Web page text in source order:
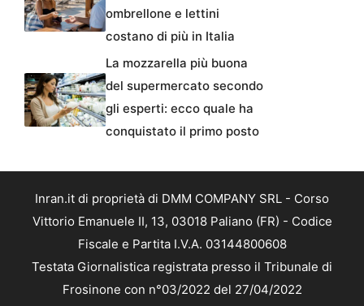
ombrellone e lettini
costano di più in Italia
La mozzarella più buona
del supermercato secondo
gli esperti: ecco quale ha
conquistato il primo posto
Inran.it di proprietà di DMM COMPANY SRL - Corso
Vittorio Emanuele II, 13, 03018 Paliano (FR) - Codice
Fiscale e Partita I.V.A. 03144800608
Testata Giornalistica registrata presso il Tribunale di
Frosinone con n°03/2022 del 27/04/2022